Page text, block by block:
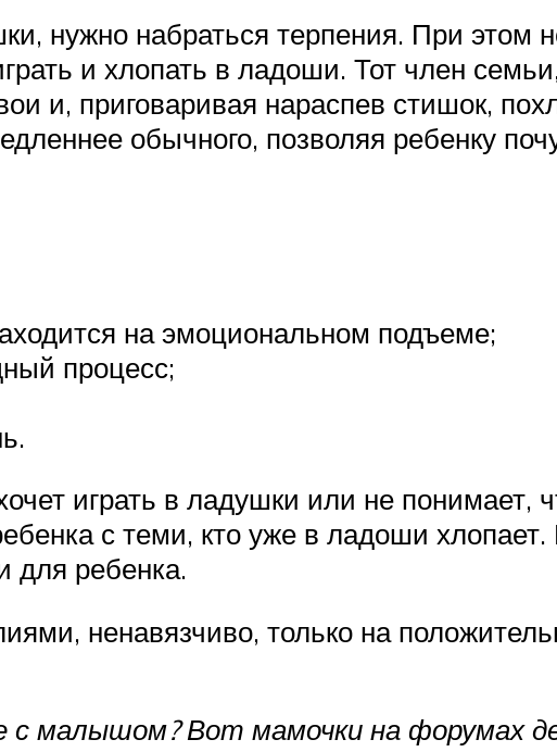
нужно набраться терпения. При этом
и хлопать в ладоши. Тот член
и, приговаривая нараспев стишок,
обычного, позволяя ребенку
на эмоциональном подъеме;
процесс;
играть в ладушки или не понимает,
с теми, кто уже в ладоши
для ребенка.
ненавязчиво, только на
малышом? Вот мамочки на форумах